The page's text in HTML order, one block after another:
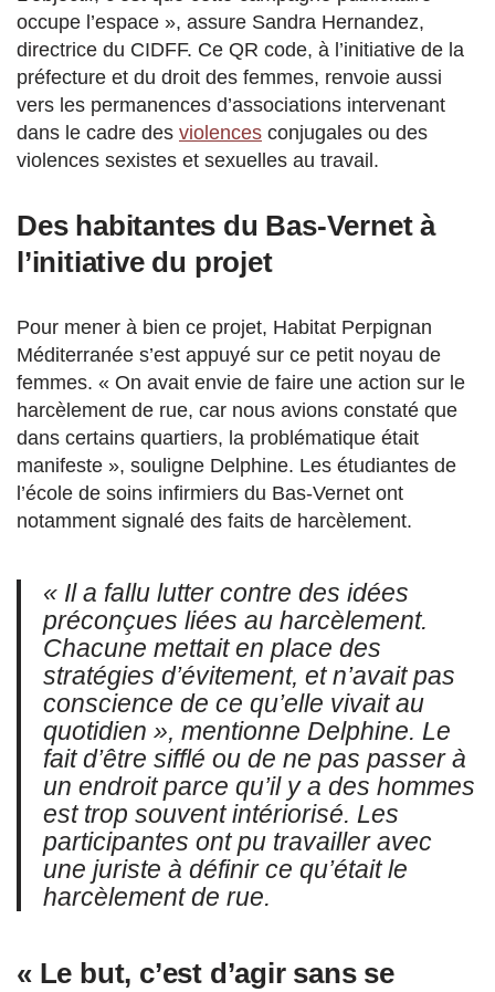
occupe l’espace », assure Sandra Hernandez,
directrice du CIDFF. Ce QR code, à l’initiative de la
préfecture et du droit des femmes, renvoie aussi
vers les permanences d’associations intervenant
dans le cadre des violences conjugales ou des
violences sexistes et sexuelles au travail.
Des habitantes du Bas-Vernet à
l’initiative du projet
Pour mener à bien ce projet, Habitat Perpignan
Méditerranée s’est appuyé sur ce petit noyau de
femmes. « On avait envie de faire une action sur le
harcèlement de rue, car nous avions constaté que
dans certains quartiers, la problématique était
manifeste », souligne Delphine. Les étudiantes de
l’école de soins infirmiers du Bas-Vernet ont
notamment signalé des faits de harcèlement.
« Il a fallu lutter contre des idées
préconçues liées au harcèlement.
Chacune mettait en place des
stratégies d’évitement, et n’avait pas
conscience de ce qu’elle vivait au
quotidien », mentionne Delphine. Le
fait d’être sifflé ou de ne pas passer à
un endroit parce qu’il y a des hommes
est trop souvent intériorisé. Les
participantes ont pu travailler avec
une juriste à définir ce qu’était le
harcèlement de rue.
« Le but, c’est d’agir sans se